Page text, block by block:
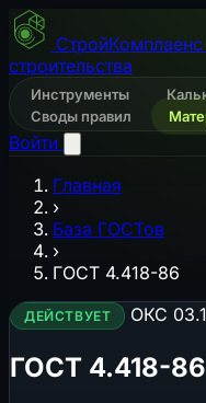
СтройКомплаенс
строительства
Инструменты
Своды правил
Войти
Главная
›
База ГОСТов
›
ГОСТ 4.418-86
ДЕЙСТВУЕТ ОКС
ГОСТ 4.418-86